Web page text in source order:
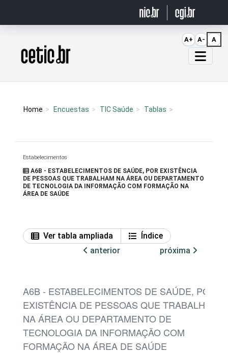
Página inicial
Home Encuestas TIC Saúde Tablas
Estabelecimentos
A6B - ESTABELECIMENTOS DE SAÚDE, POR EXISTÊNCIA
DE PESSOAS QUE TRABALHAM NA ÁREA OU DEPARTAMENTO
DE TECNOLOGIA DA INFORMAÇÃO COM FORMAÇÃO NA
ÁREA DE SAÚDE
Ver tabla ampliada
Índice
anterior
próxima
A6B - ESTABELECIMENTOS DE SAÚDE, POR
EXISTÊNCIA DE PESSOAS QUE TRABALHAM
NA ÁREA OU DEPARTAMENTO DE
TECNOLOGIA DA INFORMAÇÃO COM
FORMAÇÃO NA ÁREA DE SAÚDE
A+ A- A